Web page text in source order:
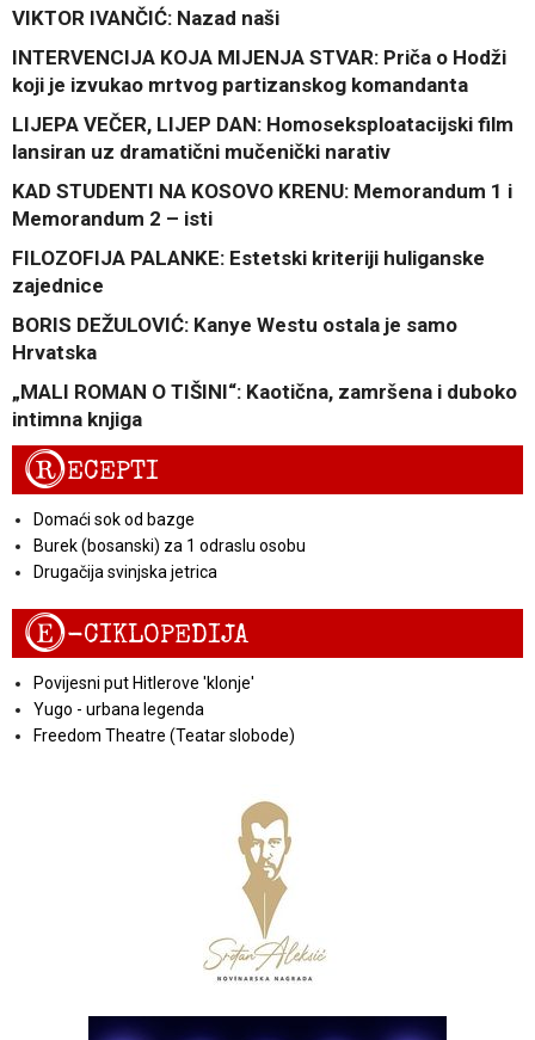
VIKTOR IVANČIĆ: Nazad naši
INTERVENCIJA KOJA MIJENJA STVAR: Priča o Hodži
koji je izvukao mrtvog partizanskog komandanta
LIJEPA VEČER, LIJEP DAN: Homoseksploatacijski film
lansiran uz dramatični mučenički narativ
KAD STUDENTI NA KOSOVO KRENU: Memorandum 1 i
Memorandum 2 – isti
FILOZOFIJA PALANKE: Estetski kriteriji huliganske
zajednice
BORIS DEŽULOVIĆ: Kanye Westu ostala je samo
Hrvatska
„MALI ROMAN O TIŠINI“: Kaotična, zamršena i duboko
intimna knjiga
RECEPTI
Domaći sok od bazge
Burek (bosanski) za 1 odraslu osobu
Drugačija svinjska jetrica
E-CIKLOPEDIJA
Povijesni put Hitlerove 'klonje'
Yugo - urbana legenda
Freedom Theatre (Teatar slobode)